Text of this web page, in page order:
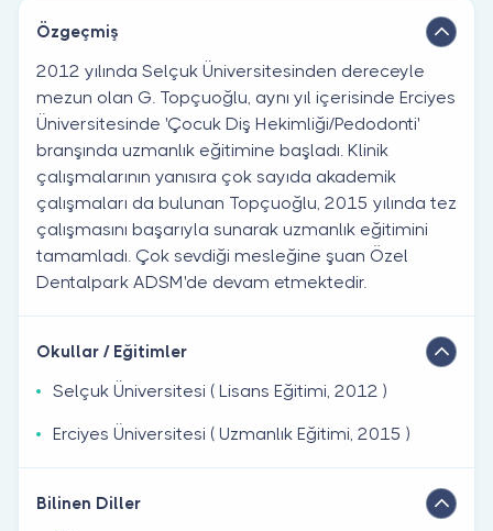
Özgeçmiş
2012 yılında Selçuk Üniversitesinden dereceyle
mezun olan G. Topçuoğlu, aynı yıl içerisinde Erciyes
Üniversitesinde 'Çocuk Diş Hekimliği/Pedodonti'
branşında uzmanlık eğitimine başladı. Klinik
çalışmalarının yanısıra çok sayıda akademik
çalışmaları da bulunan Topçuoğlu, 2015 yılında tez
çalışmasını başarıyla sunarak uzmanlık eğitimini
tamamladı. Çok sevdiği mesleğine şuan Özel
Dentalpark ADSM'de devam etmektedir.
Okullar / Eğitimler
Selçuk Üniversitesi ( Lisans Eğitimi, 2012 )
Erciyes Üniversitesi ( Uzmanlık Eğitimi, 2015 )
Bilinen Diller